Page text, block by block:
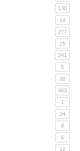
130
14
277
25
241
5
28
463
1
24
8
6
12